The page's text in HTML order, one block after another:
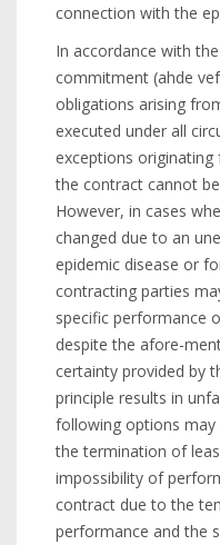
connection with the
In accordance with
commitment (ahde
obligations arising
executed under all
exceptions
the contract cannot
However, in cases
changed due to an
epidemic disease or
contracting parties
specific performance
despite the afore-
certainty provided by
principle results in
following options may
the termination of
impossibility of
contract due to the
performance and the